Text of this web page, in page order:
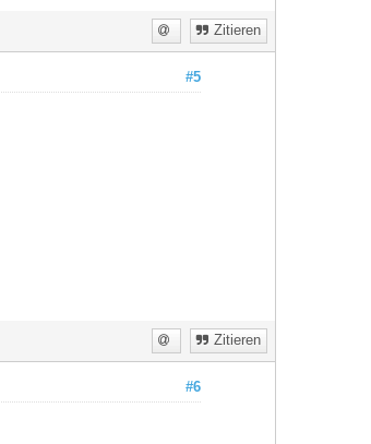
Zitieren
#5
Zitieren
#6